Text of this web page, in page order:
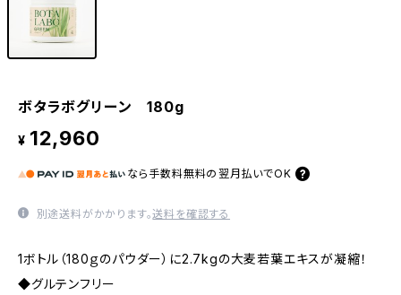
ボタラボグリーン 180g
¥ 12,960
なら 手数料無料の 翌月払いでOK
別途送料がかかります。送料を確認する
1ボトル（180ｇのパウダー）に2.7kgの大麦若葉エキスが凝縮！
◆グルテンフリー